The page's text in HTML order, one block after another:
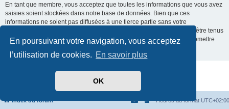
En poursuivant votre navigation, vous acceptez
l’utilisation de cookies. En savoir plus
OK
En tant que membre, vous acceptez que toutes les informations que vous avez
saisies soient stockées dans notre base de données. Bien que ces
informations ne soient pas diffusées à une tierce partie sans votre
consentement, ni « Cyclos-Cyclotes | Forum », ni phpBB ne pourront être tenus
comme responsables en cas de tentative de piratage visant à compromettre
Index du forum Heures au format UTC+02:00
Développé parphpBB® Forum Software © phpBB Limited
Traduit par
Confidentialité|Conditions